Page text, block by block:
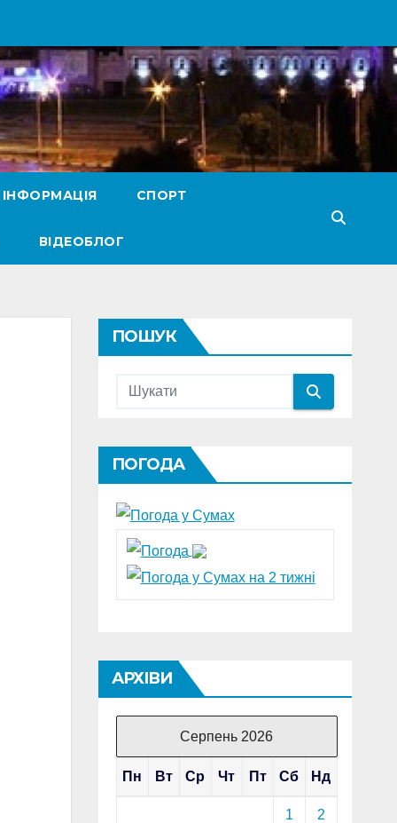
СПОРТ
ВІДЕОБЛОГ
ПОШУК
ПОГОДА
АРХІВИ
Серпень 2026
Пн Вт Ср Чт Пт Сб Нд
1 2